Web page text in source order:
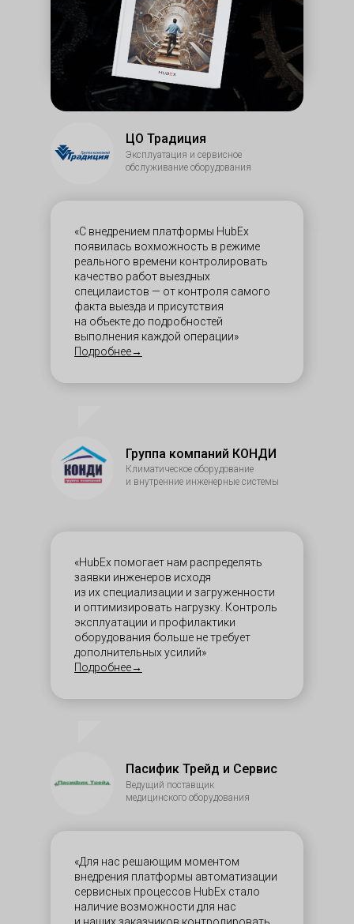
Группа компаний КОНДИ
Климатическое оборудование
и внутренние инженерные системы
«С внедрением платформы HubEx
появилась вохможность в режиме
реального времени контролировать
качество работ выездных
специлаистов — от контроля самого
факта выезда и присутствия
на объекте до подробностей
выполнения каждой операции»
Подробнее→
порядок в заявках, они стали
обрабатываться и выполняться
гораздо оперативнее»
Подробнее→
ЦО Традиция
Эксплуатация и сервисное
обслуживание оборудования
«Для нас решающим моментом
внедрения платформы автоматизации
сервисных процессов HubEx стало
наличие возможности для нас
«HubEx помогает нам распределять
заявки инженеров исходя
из их специализации и загруженности
и оптимизировать нагрузку. Контроль
эксплуатации и профилактики
оборудования больше не требует
дополнительных усилий»
Подробнее→
Пасифик Трейд и Сервис
Ведущий поставщик
медицинского оборудования